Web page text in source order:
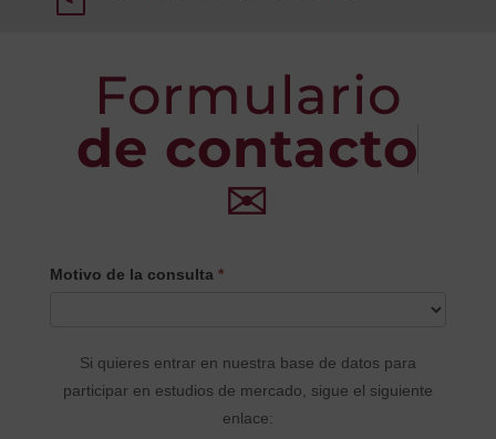
Formulario
de contacto
✉
CONTACTO
Motivo de la consulta *
Si quieres entrar en nuestra base de datos para
participar en estudios de mercado, sigue el siguiente
enlace: